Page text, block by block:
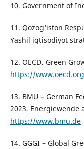
10. Government of
11. Qozog‘iston
Yashil iqtisodiyot
12. OECD. Green
https://www.oecd.org
13. BMU – German
2023. Energiewende
https://www.bmu.de
14. GGGI – Global